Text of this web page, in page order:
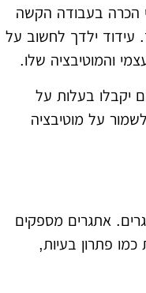
הכרה בעבודה הקשה
ילדך לחשוב על
והמוטיבציה שלו.
יקבלו בעלות על
על מוטיבציה
אתגרים מספקים
כמו פתרון בעיות,